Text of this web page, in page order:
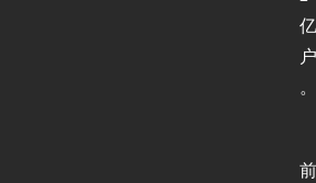
亿
户
。
前